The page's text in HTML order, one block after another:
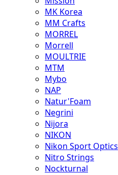
MK Korea
MM Crafts
MORREL
Morrell
MOULTRIE
MTM
Mybo
NAP
Natur'Foam
Negrini
Nijora
NIKON
Nikon Sport Optics
Nitro Strings
Nockturnal